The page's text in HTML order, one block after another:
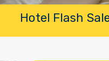
Hotel Flash